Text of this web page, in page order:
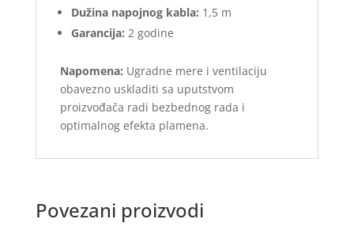
Dužina napojnog kabla: 1,5 m
Garancija: 2 godine
Napomena: Ugradne mere i ventilaciju
obavezno uskladiti sa uputstvom
proizvođača radi bezbednog rada i
optimalnog efekta plamena.
Povezani proizvodi